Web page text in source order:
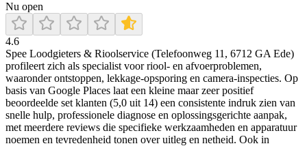
Nu open
4.6
Spee Loodgieters & Rioolservice (Telefoonweg 11, 6712 GA Ede)
profileert zich als specialist voor riool- en afvoerproblemen,
waaronder ontstoppen, lekkage-opsporing en camera-inspecties. Op
basis van Google Places laat een kleine maar zeer positief
beoordeelde set klanten (5,0 uit 14) een consistente indruk zien van
snelle hulp, professionele diagnose en oplossingsgerichte aanpak,
met meerdere reviews die specifieke werkzaamheden en apparatuur
noemen en tevredenheid tonen over uitleg en netheid. Ook in